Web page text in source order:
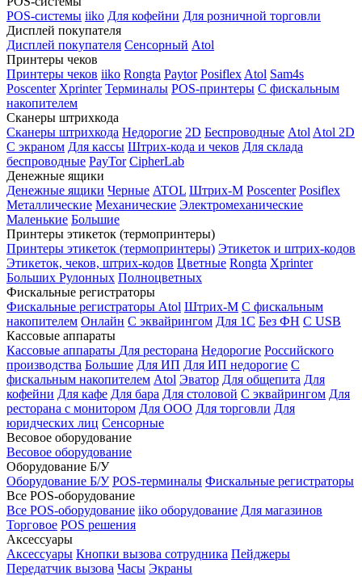
POS-системы iiko Для кофейни Для розничной торговли
Дисплей покупателя
Дисплей покупателя Сенсорный Atol
Принтеры чеков
Принтеры чеков iiko Rongta Paytor Posiflex Atol Sam4s
Poscenter Xprinter Терминалы POS-принтеры С фискальным
накопителем
Сканеры штрихкода
Сканеры штрихкода Недорогие 2D Беспроводные Atol Atol 2D
С экраном Для кассы Штрих-кода и чеков Для склада
беспроводные PayTor CipherLab
Денежные ящики
Денежные ящики Черные ATOL Штрих-М Poscenter Posiflex
Металлические Механические Электромеханические
Маленькие Большие
Принтеры этикеток (термопринтеры)
Принтеры этикеток (термопринтеры) Этикеток и штрих-кодов
Этикеток, чеков, штрих-кодов Цветные Rongta Xprinter
Больших Рулонных Полноцветных
Фискальные регистраторы
Фискальные регистраторы Atol Штрих-М С фискальным
накопителем Онлайн С эквайрингом Для 1С Без ФН С USB
Кассовые аппараты
Кассовые аппараты Для ресторана Недорогие Российского
производства Большие Для ИП Для ИП недорогие С
фискальным накопителем Atol Эватор Для общепита Для
кофейни Для кафе Для бара Для столовой С эквайрингом Для
ресторана с монитором Для ООО Для торговли Для
юридческих лиц Сенсорные
Весовое оборудование
Весовое оборудование
Оборудование Б/У
Оборудование Б/У POS-терминалы Фискальные регистраторы
Все POS-оборудование
Все POS-оборудование iiko оборудование Для магазинов
Торговое POS решения
Аксессуары
Аксессуары Кнопки вызова сотрудника Пейджеры
Передатчик вызова Часы Экраны